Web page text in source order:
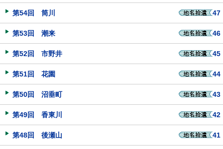
第54回 筒川 47
第53回 潮来 46
第52回 市野井 45
第51回 花園 44
第50回 沼垂町 43
第49回 香東川 42
第48回 後瀬山 41